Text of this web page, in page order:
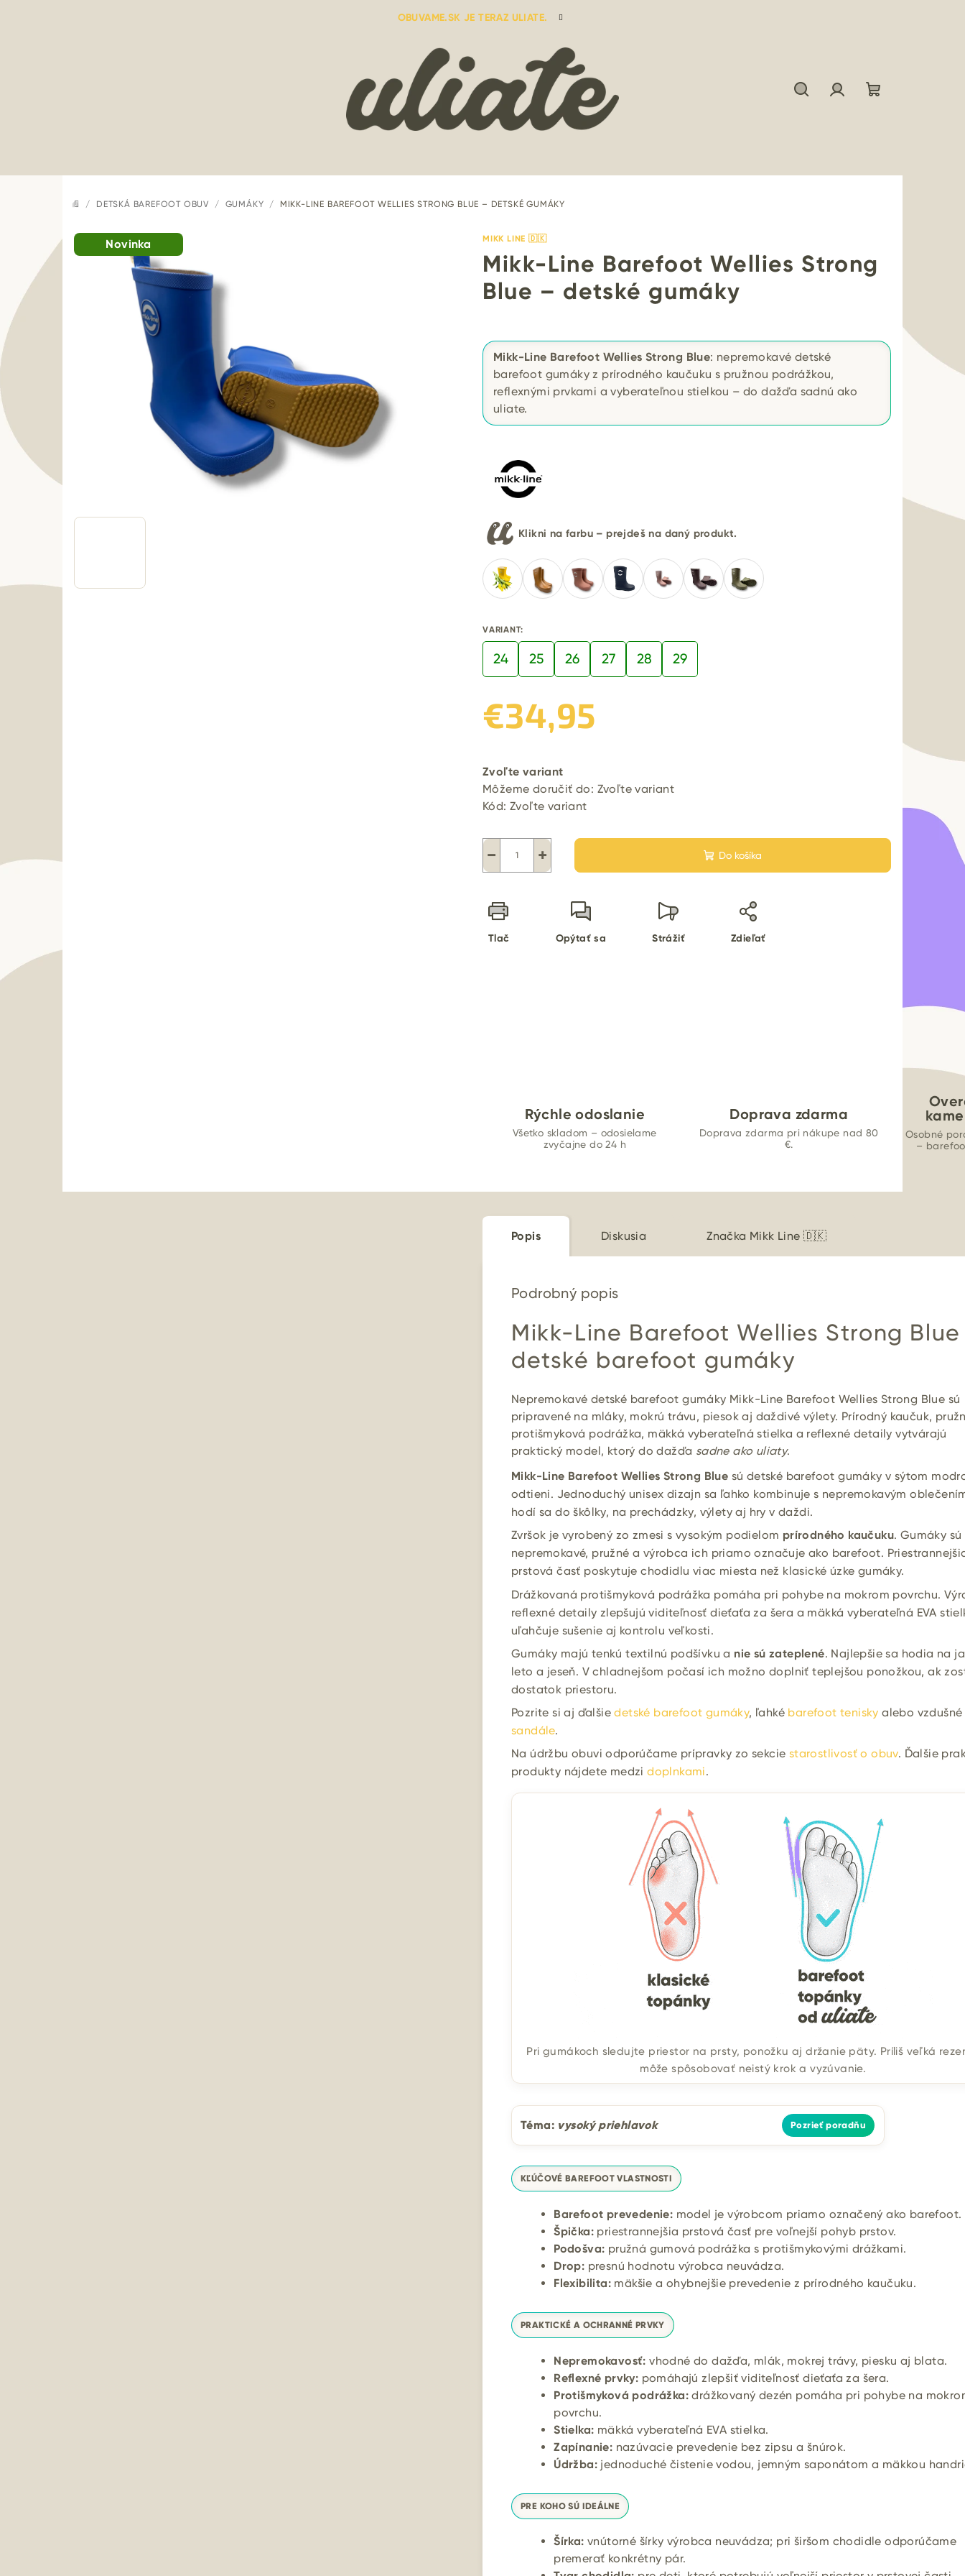
OBUVAME.SK JE TERAZ ULIATE.
DOMOV
/ DETSKÁ BAREFOOT OBUV / GUMÁKY / MIKK-LINE BAREFOOT WELLIES STRONG BLUE – DETSKÉ GUMÁKY
MIKK LINE 🇩🇰
Mikk-Line Barefoot Wellies Strong
Blue – detské gumáky
Mikk-Line Barefoot Wellies Strong Blue: nepremokavé detské
barefoot gumáky z prírodného kaučuku s pružnou podrážkou,
reflexnými prvkami a vyberateľnou stielkou – do dažďa sadnú ako
uliate.
Klikni na farbu – prejdeš na daný produkt.
VARIANT:
24 25 26 27 28 29
€34,95
cena:
Zvoľte variant
Môžeme doručiť do: Zvoľte variant
Kód: Zvoľte variant
+
− Do košíka
Tlač Opýtať sa Strážiť Zdieľať
Novinka
Rýchle odoslanie
Všetko skladom – odosielame
zvyčajne do 24 h
Doprava zdarma
Doprava zdarma pri nákupe nad 80
€.
Osobné
–
Popis Diskusia Značka Mikk Line 🇩🇰
Podrobný popis
Mikk-Line Barefoot Wellies Strong
detské barefoot gumáky
Nepremokavé detské barefoot gumáky Mikk-Line Barefoot Wellies Strong Blue sú
pripravené na mláky, mokrú trávu, piesok aj daždivé výlety. Prírodný kaučuk,
protišmyková podrážka, mäkká vyberateľná stielka a reflexné detaily vytvárajú
praktický model, ktorý do dažďa sadne ako uliaty.
Mikk-Line Barefoot Wellies Strong Blue sú detské barefoot gumáky v sýtom
odtieni. Jednoduchý unisex dizajn sa ľahko kombinuje s nepremokavým
hodí sa do škôlky, na prechádzky, výlety aj hry v daždi.
Zvršok je vyrobený zo zmesi s vysokým podielom prírodného kaučuku. Gumáky sú
nepremokavé, pružné a výrobca ich priamo označuje ako barefoot.
prstová časť poskytuje chodidlu viac miesta než klasické úzke gumáky.
Drážkovaná protišmyková podrážka pomáha pri pohybe na mokrom povrchu.
reflexné detaily zlepšujú viditeľnosť dieťaťa za šera a mäkká vyberateľná EVA
uľahčuje sušenie aj kontrolu veľkosti.
Gumáky majú tenkú textilnú podšívku a nie sú zateplené. Najlepšie sa hodia na
leto a jeseň. V chladnejšom počasí ich možno doplniť teplejšou ponožkou, ak
dostatok priestoru.
Pozrite si aj ďalšiedetské barefoot gumáky, ľahké barefoot tenisky alebo vzdušné
sandále.
Na údržbu obuvi odporúčame prípravky zo sekcie starostlivosť o obuv. Ďalšie
produkty nájdete medzidoplnkami.
Pri gumákoch sledujte priestor na prsty, ponožku aj držanie päty. Príliš veľká
môže spôsobovať neistý krok a vyzúvanie.
Téma: vysoký priehlavok Pozrieť poradňu
KĽÚČOVÉ BAREFOOT VLASTNOSTI
Barefoot prevedenie: model je výrobcom priamo označený ako barefoot.
Špička: priestrannejšia prstová časť pre voľnejší pohyb prstov.
Podošva: pružná gumová podrážka s protišmykovými drážkami.
Drop: presnú hodnotu výrobca neuvádza.
Flexibilita: mäkšie a ohybnejšie prevedenie z prírodného kaučuku.
PRAKTICKÉ A OCHRANNÉ PRVKY
Nepremokavosť: vhodné do dažďa, mlák, mokrej trávy, piesku aj blata.
Reflexné prvky: pomáhajú zlepšiť viditeľnosť dieťaťa za šera.
Protišmyková podrážka: drážkovaný dezén pomáha pri pohybe na
povrchu.
Stielka: mäkká vyberateľná EVA stielka.
Zapínanie: nazúvacie prevedenie bez zipsu a šnúrok.
Údržba: jednoduché čistenie vodou, jemným saponátom a mäkkou
PRE KOHO SÚ IDEÁLNE
Šírka: vnútorné šírky výrobca neuvádza; pri širšom chodidle odporúčame
premerať konkrétny pár.